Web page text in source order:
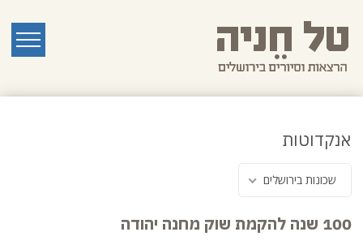
לתוכן
הראשי
תפריט
אנקדוטות
שכונות בירושלים
100 שנה להקמת שוק מחנה יהודה